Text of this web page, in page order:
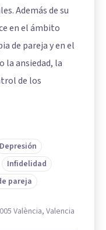
Además de su
en el ámbito
de pareja y en el
la ansiedad, la
de los
Depresión
Infidelidad
pareja
València, Valencia